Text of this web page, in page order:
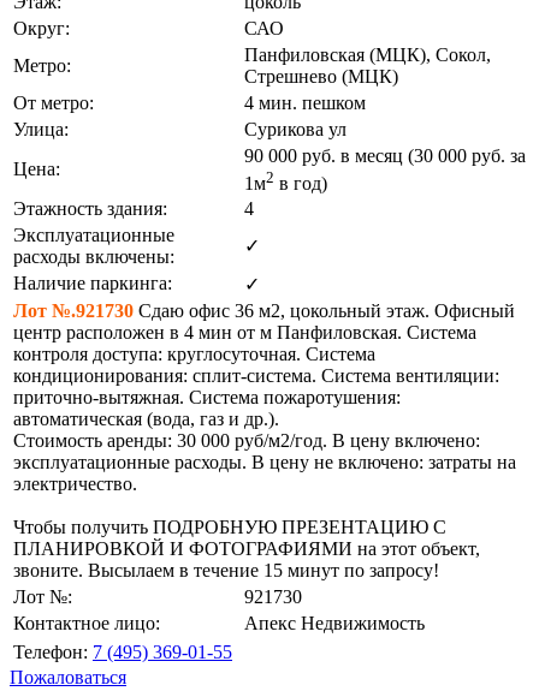
Округ:
САО
Метро:
Панфиловская (МЦК), Сокол,
Стрешнево (МЦК)
От метро:
4 мин. пешком
Улица:
Сурикова ул
Цена:
90 000 руб. в месяц (30 000 руб. за
1м2 в год)
Этажность здания:
4
Эксплуатационные
расходы включены:
✓
Наличие паркинга:
✓
Лот №.921730 Сдаю офис 36 м2, цокольный этаж. Офисный
центр расположен в 4 мин от м Панфиловская. Система
контроля доступа: круглосуточная. Система
кондиционирования: сплит-система. Система вентиляции:
приточно-вытяжная. Система пожаротушения:
автоматическая (вода, газ и др.).
Стоимость аренды: 30 000 руб/м2/год. В цену включено:
эксплуатационные расходы. В цену не включено: затраты на
электричество.
Чтобы получить ПОДРОБНУЮ ПРЕЗЕНТАЦИЮ С
ПЛАНИРОВКОЙ И ФОТОГРАФИЯМИ на этот объект,
звоните. Высылаем в течение 15 минут по запросу!
Лот №:
921730
Контактное лицо:
Апекс Недвижимость
Телефон: 7 (495) 369-01-55
Пожаловаться